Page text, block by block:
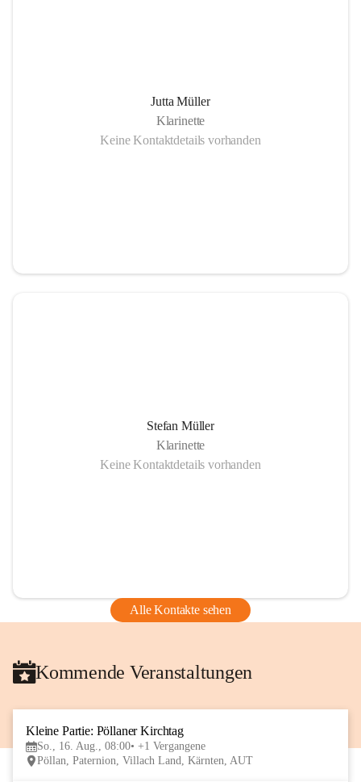
Jutta Müller
Klarinette
Keine Kontaktdetails vorhanden
Stefan Müller
Klarinette
Keine Kontaktdetails vorhanden
Alle Kontakte sehen
Kommende Veranstaltungen
Kleine Partie: Pöllaner Kirchtag
So., 16. Aug., 08:00 +1 Vergangene
Pöllan, Paternion, Villach Land, Kärnten, AUT